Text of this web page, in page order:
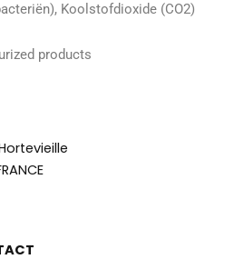
Koolstofdioxide (CO2)
products